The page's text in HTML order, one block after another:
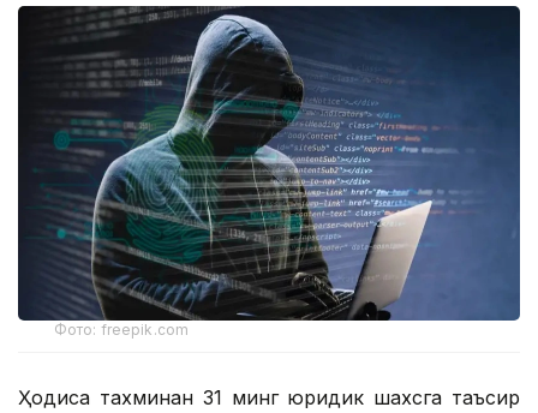
Фото: freepik.com
Ҳодиса тахминан 31 минг юридик шахсга таъсир